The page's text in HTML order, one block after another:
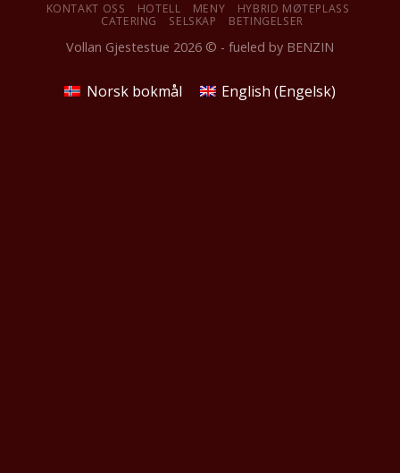
KONTAKT OSS HOTELL MENY
HYBRID MØTEPLASS
CATERING
SELSKAP BETINGELSER
Vollan Gjestestue 2026 © - fueled by BENZIN
Norsk bokmål English (Engelsk)